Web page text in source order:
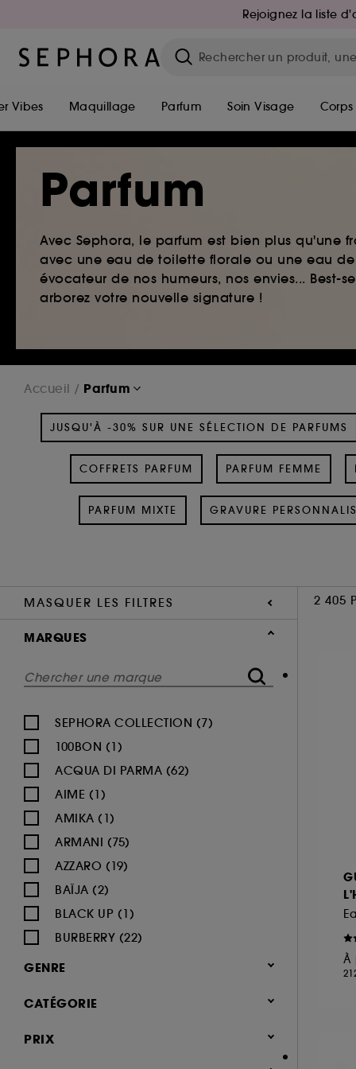
Rejoignez la liste
Vibes Maquillage Parfum Soin Visage Corps
Parfum
Avec Sephora, le parfum est bien plus qu'une
avec une eau de toilette florale ou une eau
évocateur de nos humeurs, nos envies... Best-
arborez votre nouvelle signature !
Accueil Parfum
JUSQU'À -30% SUR UNE SÉLECTION DE PARFUMS
COFFRETS PARFUM PARFUM FEMME
PARFUM MIXTE GRAVURE
MASQUER LES FILTRES 2 405
MARQUES
SEPHORA COLLECTION (7)
100BON (1)
ACQUA DI PARMA (62)
AIME (1)
AMIKA (1)
ARMANI (75)
AZZARO (19)
BAÏJA (2)
BLACK UP (1)
BURBERRY (22)
BVLGARI (12)
CACHAREL (24)
GENRE
Femme (1378)
Mixte (492)
CATÉGORIE
Parfum
PRIX
À